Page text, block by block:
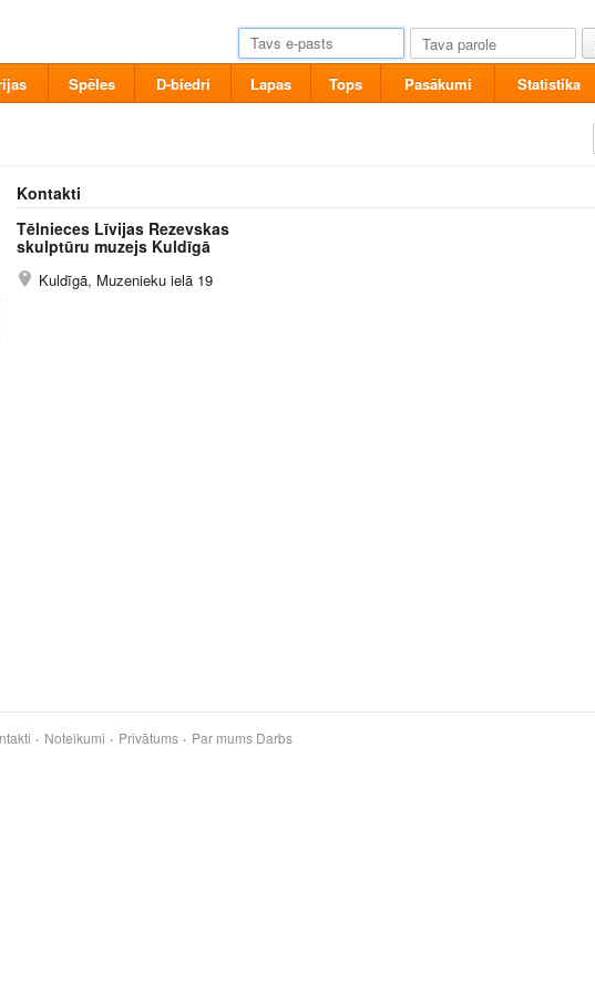
Spēles D-biedri Lapas Tops Pasākumi Statistika
Kontakti
Tēlnieces Līvijas Rezevskas
skulptūru muzejs Kuldīgā
Kuldīgā, Muzenieku ielā 19
Noteikumi Privātums Par mums Darbs